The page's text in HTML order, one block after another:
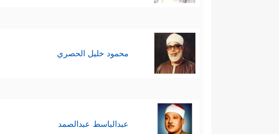
محمود خليل الحصري
عبدالباسط عبدالصمد